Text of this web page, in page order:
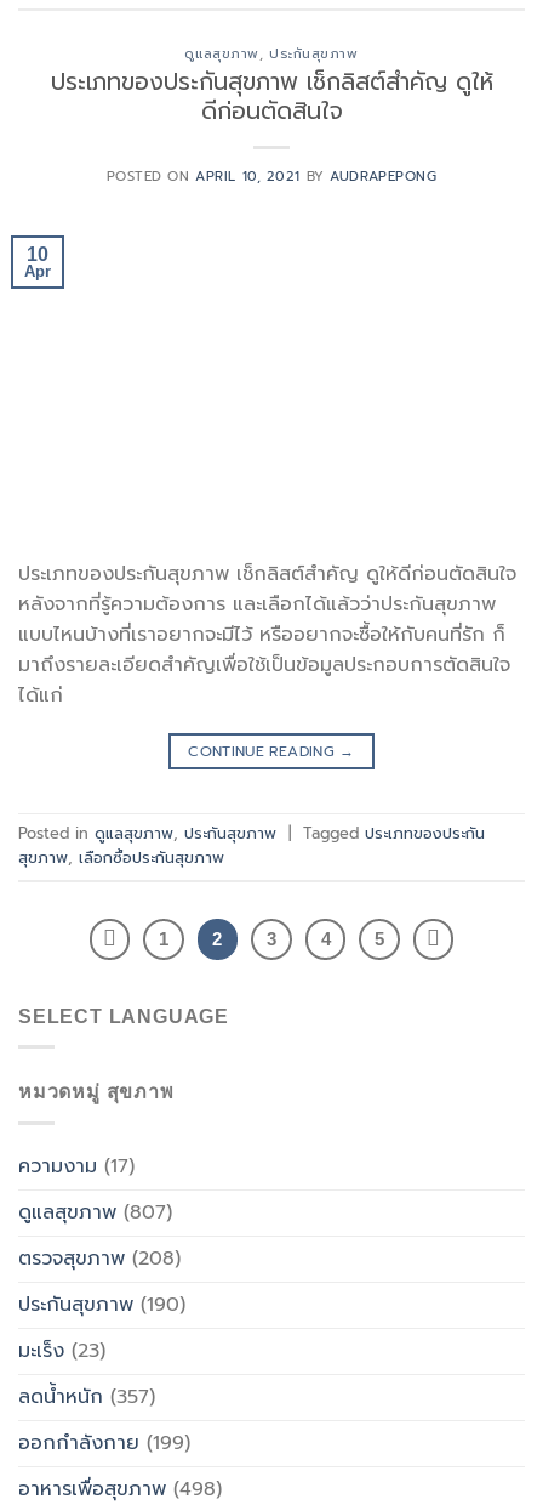
ดูแลสุขภาพ, ประกันสุขภาพ
ประเภทของประกันสุขภาพ เช็กลิสต์สำคัญ ดูให้
ดีก่อนตัดสินใจ
POSTED ONAPRIL 10, 2021 BYAUDRAPEPONG
10
Apr
ประเภทของประกันสุขภาพ เช็กลิสต์สำคัญ ดูให้ดีก่อนตัดสินใจ
หลังจากที่รู้ความต้องการ และเลือกได้แล้วว่าประกันสุขภาพ
แบบไหนบ้างที่เราอยากจะมีไว้ หรืออยากจะซื้อให้กับคนที่รัก ก็
มาถึงรายละเอียดสำคัญเพื่อใช้เป็นข้อมูลประกอบการตัดสินใจ
ได้แก่
CONTINUE READING →
Posted in ดูแลสุขภาพ, ประกันสุขภาพ Tagged ประเภทของประกัน
สุขภาพ, เลือกซื้อประกันสุขภาพ
1 2 3 4 5
SELECT LANGUAGE
หมวดหมู่ สุขภาพ
ความงาม (17)
ดูแลสุขภาพ (807)
ตรวจสุขภาพ (208)
ประกันสุขภาพ (190)
มะเร็ง (23)
ลดน้ำหนัก (357)
ออกกำลังกาย (199)
อาหารเพื่อสุขภาพ (498)